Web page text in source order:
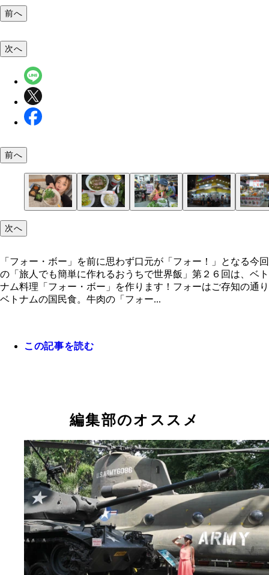
前へ
る
ボー」
り）
たいな感じ？
ラスープ）
ム、きび糖、塩胡椒、ライム、生唐辛子、チリソ
ニンニクチップ
（ニュクマムは食べる時に手元で入れてもＯＫで
０秒程もやしも一緒に茹で、ザルで湯切りする
ライムや生唐辛子を添える
クササイズに乱入！（２０１４年ベトナムの旅よ
次へ
前へ
次へ
「フォー・ボー」を前に思わず口元が「フォー！」となる今回
の「旅人でも簡単に作れるおうちで世界飯」第２６回は、ベト
ナム料理「フォー・ボー」を作ります！フォーはご存知の通り
ベトナムの国民食。牛肉の「フォー...
この記事を読む
編集部のオススメ